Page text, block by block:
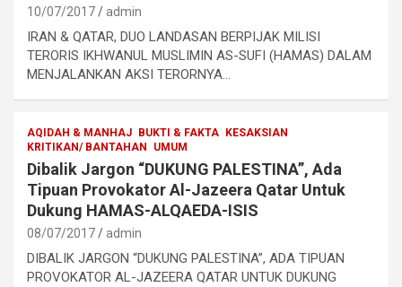
10/07/2017 admin
IRAN & QATAR, DUO LANDASAN BERPIJAK MILISI
TERORIS IKHWANUL MUSLIMIN AS-SUFI (HAMAS) DALAM
MENJALANKAN AKSI TERORNYA…
AQIDAH & MANHAJ BUKTI & FAKTA
KESAKSIAN
KRITIKAN/ BANTAHAN
UMUM
Dibalik Jargon “DUKUNG PALESTINA”, Ada
Tipuan Provokator Al-Jazeera Qatar Untuk
Dukung HAMAS-ALQAEDA-ISIS
08/07/2017 admin
DIBALIK JARGON “DUKUNG PALESTINA”, ADA TIPUAN
PROVOKATOR AL-JAZEERA QATAR UNTUK DUKUNG